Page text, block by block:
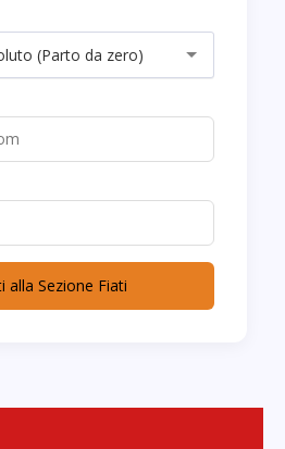
(Parto da zero)
alla Sezione Fiati